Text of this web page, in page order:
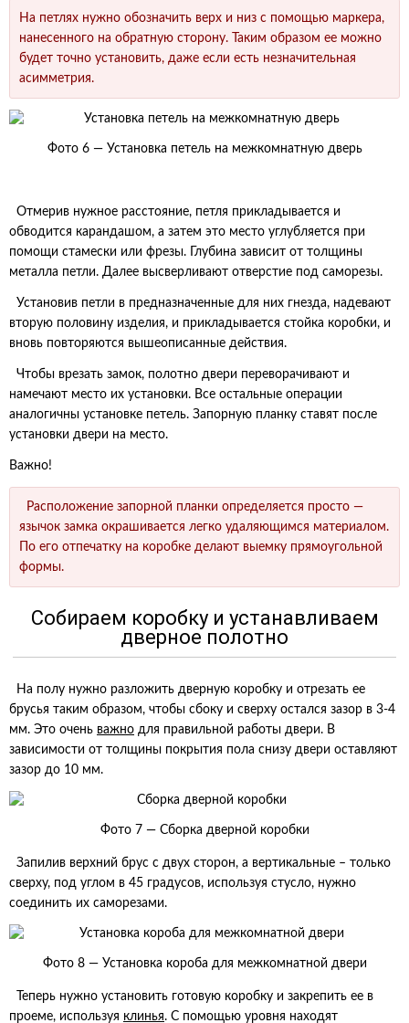
На петлях нужно обозначить верх и низ с помощью маркера,
нанесенного на обратную сторону. Таким образом ее можно
будет точно установить, даже если есть незначительная
асимметрия.
Фото 6 — Установка петель на межкомнатную дверь
Отмерив нужное расстояние, петля прикладывается и
обводится карандашом, а затем это место углубляется при
помощи стамески или фрезы. Глубина зависит от толщины
металла петли. Далее высверливают отверстие под саморезы.
Установив петли в предназначенные для них гнезда, надевают
вторую половину изделия, и прикладывается стойка коробки, и
вновь повторяются вышеописанные действия.
Чтобы врезать замок, полотно двери переворачивают и
намечают место их установки. Все остальные операции
аналогичны установке петель. Запорную планку ставят после
установки двери на место.
Важно!
Расположение запорной планки определяется просто —
язычок замка окрашивается легко удаляющимся материалом.
По его отпечатку на коробке делают выемку прямоугольной
формы.
Собираем коробку и устанавливаем
дверное полотно
На полу нужно разложить дверную коробку и отрезать ее
брусья таким образом, чтобы сбоку и сверху остался зазор в 3-4
мм. Это очень важно для правильной работы двери. В
зависимости от толщины покрытия пола снизу двери оставляют
зазор до 10 мм.
Фото 7 — Сборка дверной коробки
Запилив верхний брус с двух сторон, а вертикальные – только
сверху, под углом в 45 градусов, используя стусло, нужно
соединить их саморезами.
Фото 8 — Установка короба для межкомнатной двери
Теперь нужно установить готовую коробку и закрепить ее в
проеме, используя клинья. С помощью уровня находят